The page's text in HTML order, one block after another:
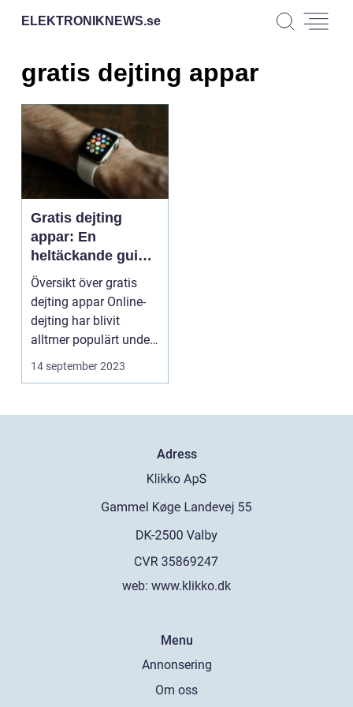
ELEKTRONIKNEWS.se
gratis dejting appar
Gratis dejting
appar: En
heltäckande guide
till online-dejting
Översikt över gratis
dejting appar Online-
dejting har blivit
alltmer populärt under
de senaste åren...
14 september 2023
Adress
web: www.klikko.dk
Menu
Annonsering
Om oss